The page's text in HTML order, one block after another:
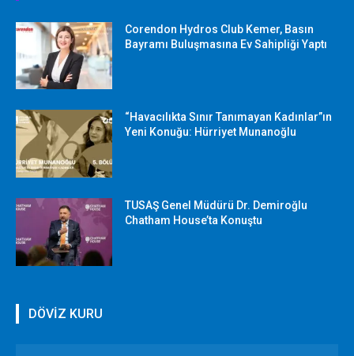
Corendon Hydros Club Kemer, Basın
Bayramı Buluşmasına Ev Sahipliği Yaptı
“Havacılıkta Sınır Tanımayan Kadınlar”ın
Yeni Konuğu: Hürriyet Munanoğlu
TUSAŞ Genel Müdürü Dr. Demiroğlu
Chatham House’ta Konuştu
DÖVİZ KURU